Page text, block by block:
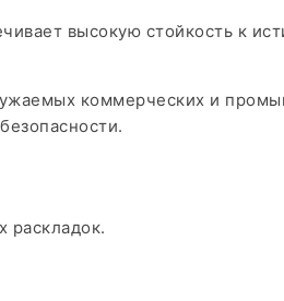
высокую стойкость к
коммерческих и
раскладок.​